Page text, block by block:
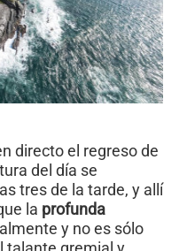
directo el regreso de
del día se
tres de la tarde, y allí
la profunda
y no es sólo